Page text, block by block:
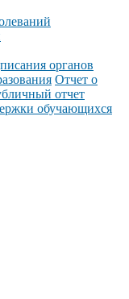
органов
Отчет о
отчет
обучающихся